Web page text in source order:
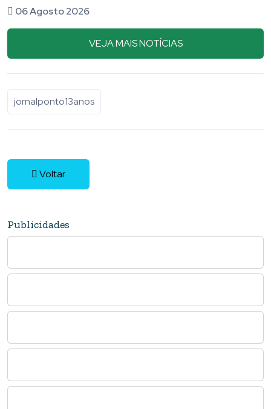
premiação do esporte de Piumhi e
05 Agosto 2026
VEJA MAIS NOTÍCIAS
jornalponto13anos
Voltar
Publicidades